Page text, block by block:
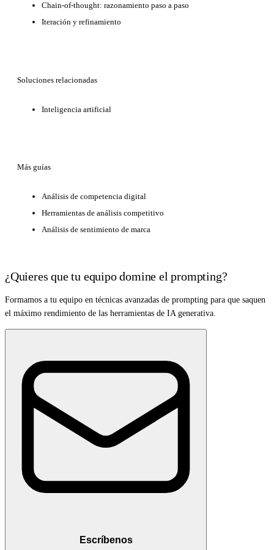
Chain-of-thought: razonamiento paso a paso
Iteración y refinamiento
Soluciones relacionadas
Inteligencia artificial
Más guías
Análisis de competencia digital
Herramientas de análisis competitivo
Análisis de sentimiento de marca
¿Quieres que tu equipo domine el prompting?
Formamos a tu equipo en técnicas avanzadas de prompting para que saquen
el máximo rendimiento de las herramientas de IA generativa.
Escríbenos